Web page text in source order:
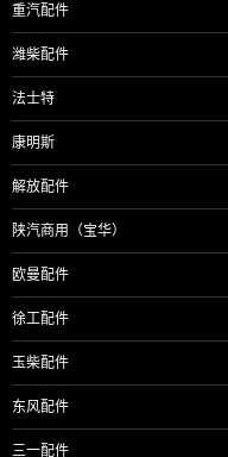
重汽配件
潍柴配件
法士特
康明斯
解放配件
陕汽商用（宝华）
欧曼配件
徐工配件
玉柴配件
东风配件
三一配件